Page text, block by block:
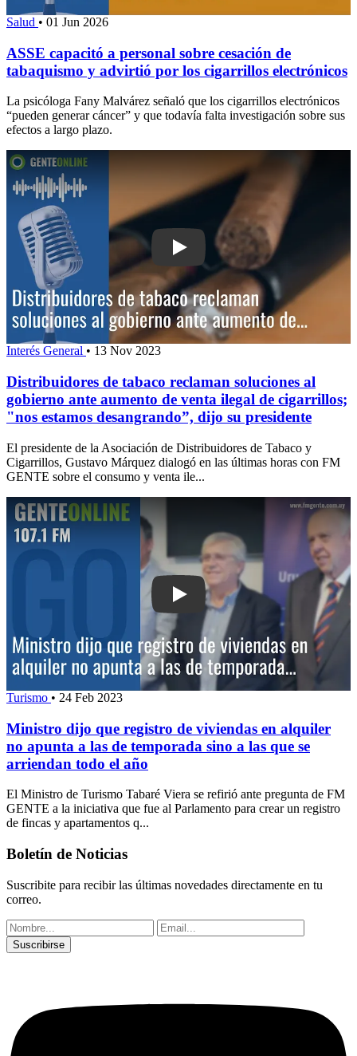
Salud • 01 Jun 2026
ASSE capacitó a personal sobre cesación de
tabaquismo y advirtió por los cigarrillos electrónicos
La psicóloga Fany Malvárez señaló que los cigarrillos electrónicos
“pueden generar cáncer” y que todavía falta investigación sobre sus
efectos a largo plazo.
Play: Distribuidores de tabaco
Interés General • 13 Nov 2023
Distribuidores de tabaco reclaman soluciones al
gobierno ante aumento de venta ilegal de cigarrillos;
"nos estamos desangrando”, dijo su presidente
El presidente de la Asociación de Distribuidores de Tabaco y
Cigarrillos, Gustavo Márquez dialogó en las últimas horas con FM
GENTE sobre el consumo y venta ile...
Play: Ministro dijo que registro de
Turismo • 24 Feb 2023
Ministro dijo que registro de viviendas en alquiler
no apunta a las de temporada sino a las que se
arriendan todo el año
El Ministro de Turismo Tabaré Viera se refirió ante pregunta de FM
GENTE a la iniciativa que fue al Parlamento para crear un registro
de fincas y apartamentos q...
Boletín de Noticias
Suscribite para recibir las últimas novedades directamente en tu
correo.
Suscribirse